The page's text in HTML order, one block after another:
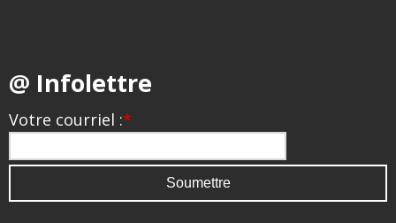
@ Infolettre
Votre courriel :*